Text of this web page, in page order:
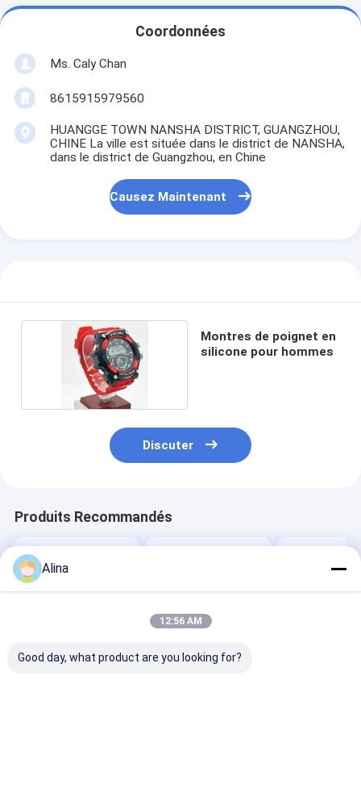
Coordonnées
Ms. Caly Chan
8615915979560
HUANGGE TOWN NANSHA DISTRICT, GUANGZHOU,
CHINE La ville est située dans le district de NANSHA,
dans le district de Guangzhou, en Chine
Causez Maintenant
Montres de poignet en
silicone pour hommes
Discuter
Produits Recommandés
Alina
12:56 AM
Good day, what product are you looking for?